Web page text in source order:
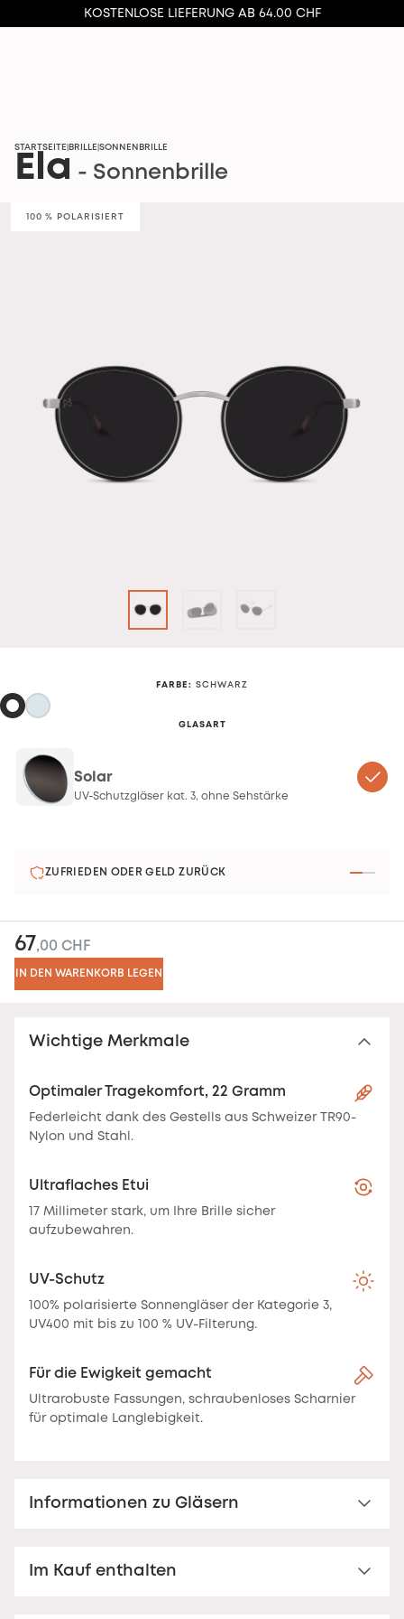
KOSTENLOSE LIEFERUNG AB 64.00 CHF
STARTSEITE BRILLE SONNENBRILLE
Ela - Sonnenbrille
100 % POLARISIERT
Wichtige Merkmale
Optimaler Tragekomfort, 22 Gramm
Federleicht dank des Gestells aus Schweizer TR90-
Nylon und Stahl.
Ultraflaches Etui
17 Millimeter stark, um Ihre Brille sicher
aufzubewahren.
UV-Schutz
100% polarisierte Sonnengläser der Kategorie 3,
UV400 mit bis zu 100 % UV-Filterung.
Für die Ewigkeit gemacht
Ultrarobuste Fassungen, schraubenloses Scharnier
für optimale Langlebigkeit.
Informationen zu Gläsern
Sonnenglas der Kategorie 3 – 100 % UV400, polarisiert
Im Kauf enthalten
FARBE : SCHWARZ
GLASART
Solar
UV-Schutzgläser kat. 3, ohne Sehstärke
ZUFRIEDEN ODER GELD ZURÜCK
67,00 CHF
IN DEN WARENKORB LEGEN